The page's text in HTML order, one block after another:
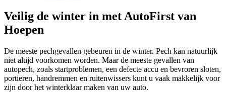
Veilig de winter in met AutoFirst van
Hoepen
De meeste pechgevallen gebeuren in de winter. Pech kan natuurlijk
niet altijd voorkomen worden. Maar de meeste gevallen van
autopech, zoals startproblemen, een defecte accu en bevroren sloten,
portieren, handremmen en ruitenwissers kunt u vaak makkelijk voor
zijn door het winterklaar maken van uw auto.